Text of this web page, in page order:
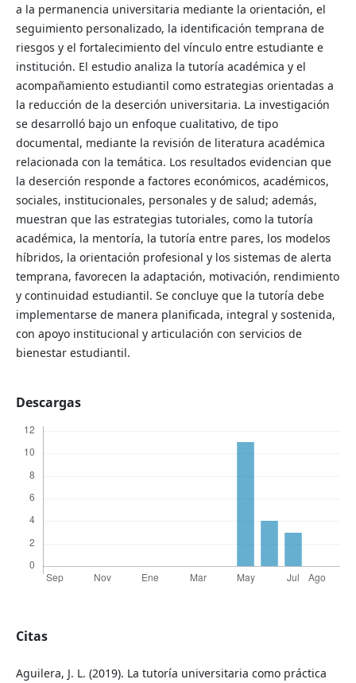
a la permanencia universitaria mediante la orientación, el
seguimiento personalizado, la identificación temprana de
riesgos y el fortalecimiento del vínculo entre estudiante e
institución. El estudio analiza la tutoría académica y el
acompañamiento estudiantil como estrategias orientadas a
la reducción de la deserción universitaria. La investigación
se desarrolló bajo un enfoque cualitativo, de tipo
documental, mediante la revisión de literatura académica
relacionada con la temática. Los resultados evidencian que
la deserción responde a factores económicos, académicos,
sociales, institucionales, personales y de salud; además,
muestran que las estrategias tutoriales, como la tutoría
académica, la mentoría, la tutoría entre pares, los modelos
híbridos, la orientación profesional y los sistemas de alerta
temprana, favorecen la adaptación, motivación, rendimiento
y continuidad estudiantil. Se concluye que la tutoría debe
implementarse de manera planificada, integral y sostenida,
con apoyo institucional y articulación con servicios de
bienestar estudiantil.
Descargas
Citas
Aguilera, J. L. (2019). La tutoría universitaria como práctica